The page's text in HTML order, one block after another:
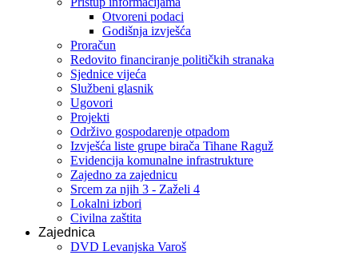
Otvoreni podaci
Godišnja izvješća
Proračun
Redovito financiranje političkih stranaka
Sjednice vijeća
Službeni glasnik
Ugovori
Projekti
Održivo gospodarenje otpadom
Izvješća liste grupe birača Tihane Raguž
Evidencija komunalne infrastrukture
Zajedno za zajednicu
Srcem za njih 3 - Zaželi 4
Lokalni izbori
Civilna zaštita
Zajednica
DVD Levanjska Varoš